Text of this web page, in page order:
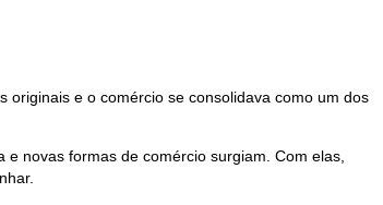
originais e o comércio se consolidava como um dos
novas formas de comércio surgiam. Com elas,